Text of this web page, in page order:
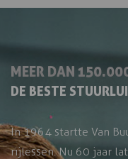
MEER DAN
DE BESTE
In 1964 startte Van
rijlessen. Nu 60 jaar